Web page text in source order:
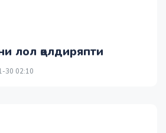
лол қолдиряпти
30 02:10